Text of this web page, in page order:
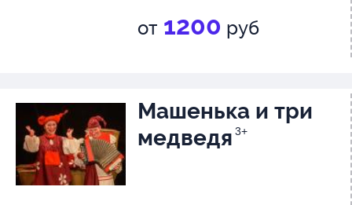
от 1200 руб
Машенька и три
медведя 3+